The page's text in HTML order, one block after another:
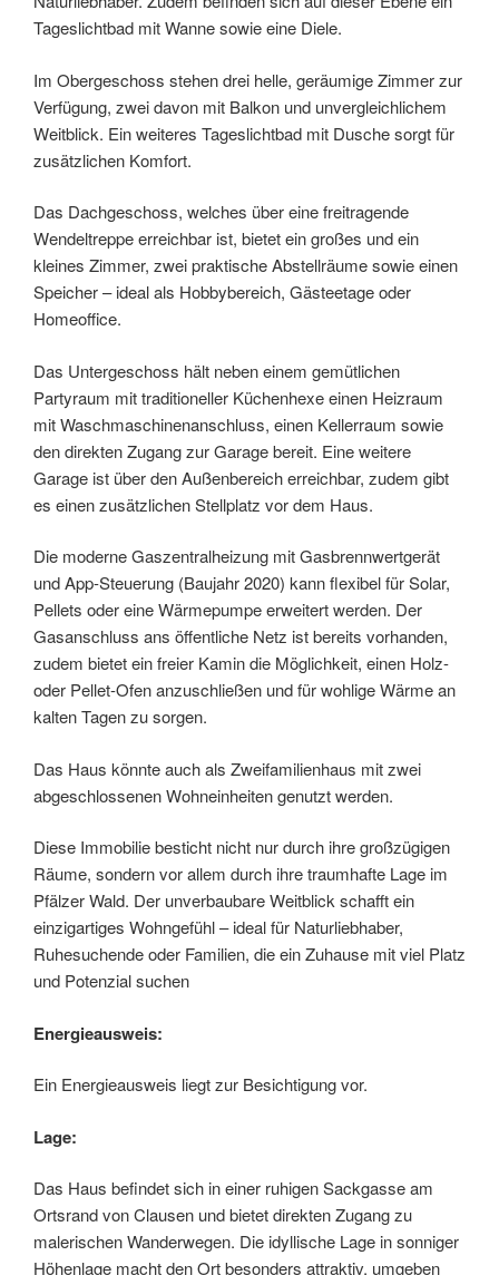
Tageslichtbad mit Wanne sowie eine Diele.
Im Obergeschoss stehen drei helle, geräumige Zimmer zur
Verfügung, zwei davon mit Balkon und unvergleichlichem
Weitblick. Ein weiteres Tageslichtbad mit Dusche sorgt für
zusätzlichen Komfort.
Das Dachgeschoss, welches über eine freitragende
Wendeltreppe erreichbar ist, bietet ein großes und ein
kleines Zimmer, zwei praktische Abstellräume sowie einen
Speicher – ideal als Hobbybereich, Gästeetage oder
Homeoffice.
Das Untergeschoss hält neben einem gemütlichen
Partyraum mit traditioneller Küchenhexe einen Heizraum
mit Waschmaschinenanschluss, einen Kellerraum sowie
den direkten Zugang zur Garage bereit. Eine weitere
Garage ist über den Außenbereich erreichbar, zudem gibt
es einen zusätzlichen Stellplatz vor dem Haus.
Die moderne Gaszentralheizung mit Gasbrennwertgerät
und App-Steuerung (Baujahr 2020) kann flexibel für Solar,
Pellets oder eine Wärmepumpe erweitert werden. Der
Gasanschluss ans öffentliche Netz ist bereits vorhanden,
zudem bietet ein freier Kamin die Möglichkeit, einen Holz-
oder Pellet-Ofen anzuschließen und für wohlige Wärme an
kalten Tagen zu sorgen.
Das Haus könnte auch als Zweifamilienhaus mit zwei
abgeschlossenen Wohneinheiten genutzt werden.
Diese Immobilie besticht nicht nur durch ihre großzügigen
Räume, sondern vor allem durch ihre traumhafte Lage im
Pfälzer Wald. Der unverbaubare Weitblick schafft ein
einzigartiges Wohngefühl – ideal für Naturliebhaber,
Ruhesuchende oder Familien, die ein Zuhause mit viel Platz
und Potenzial suchen
Energieausweis:
Ein Energieausweis liegt zur Besichtigung vor.
Lage:
Das Haus befindet sich in einer ruhigen Sackgasse am
Ortsrand von Clausen und bietet direkten Zugang zu
malerischen Wanderwegen. Die idyllische Lage in sonniger
Höhenlage macht den Ort besonders attraktiv, umgeben